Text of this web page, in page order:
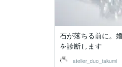
石が落ちる前に。
を診断します
atelier_duo_takumi